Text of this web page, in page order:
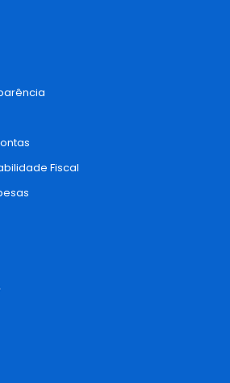
Fiscal